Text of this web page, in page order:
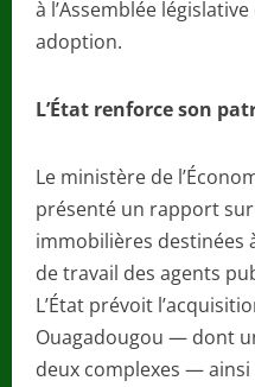
à l’Assemblée
adoption.
L’État renforce son
Le ministère de
présenté un rapport
immobilières destinées
de travail des agents
L’État prévoit
Ouagadougou — dont
deux complexes — ainsi